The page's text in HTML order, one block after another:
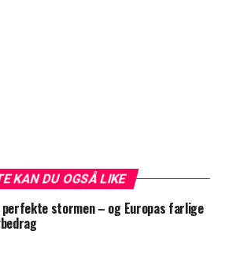
KAN DU OGSÅ LIKE
perfekte stormen – og Europas farlige